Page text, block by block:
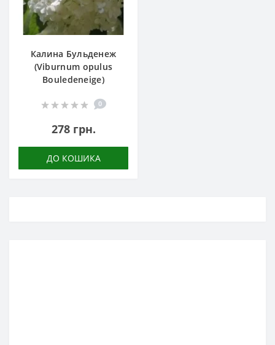
Калина Бульденеж
(Viburnum opulus
Bouledeneige)
0
278 грн.
ДО КОШИКА